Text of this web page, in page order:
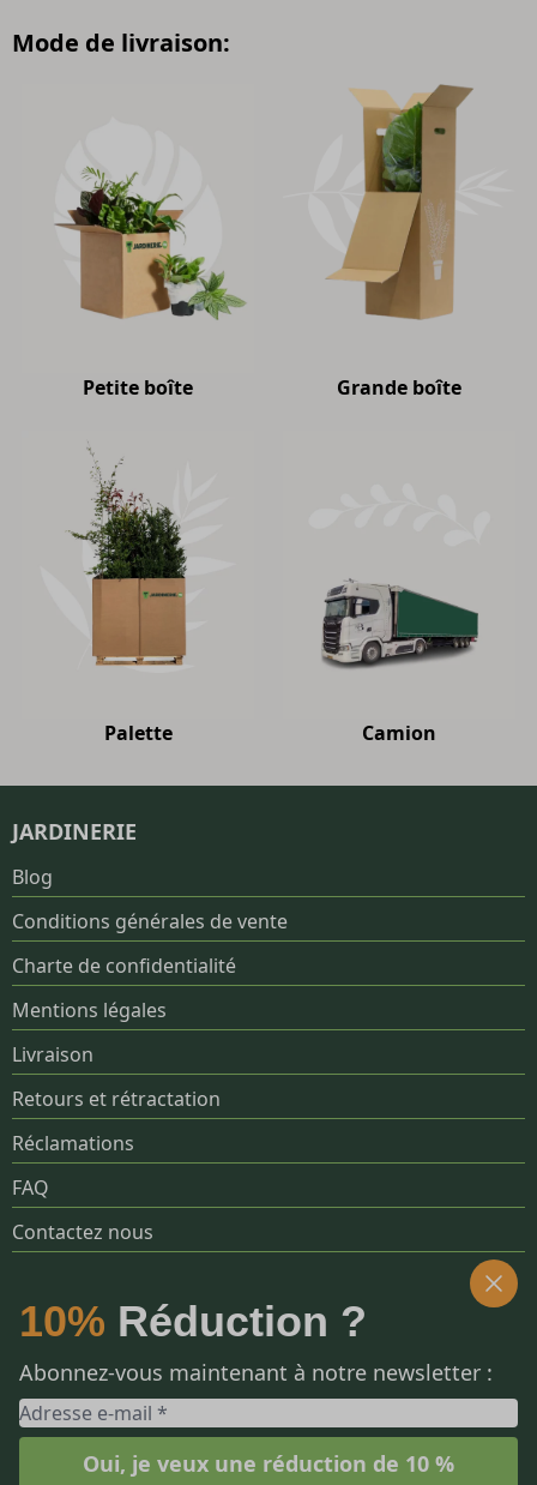
10% Réduction ?
Abonnez-vous maintenant à notre newsletter :
Oui, je veux une réduction de 10 %
Mode de livraison:
Petite boîte Grande boîte
Palette Camion
JARDINERIE
Blog
Conditions générales de vente
Charte de confidentialité
Mentions légales
Livraison
Retours et rétractation
Réclamations
FAQ
Contactez nous
© 2014 - 2025